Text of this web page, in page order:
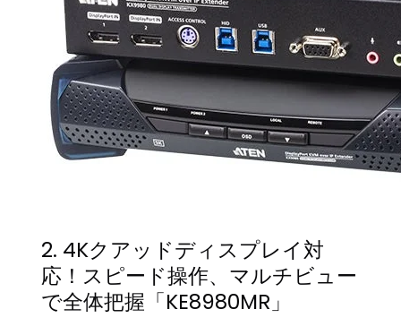
2. 4Kクアッドディスプレイ対
応！スピード操作、マルチビュー
で全体把握「KE8980MR」